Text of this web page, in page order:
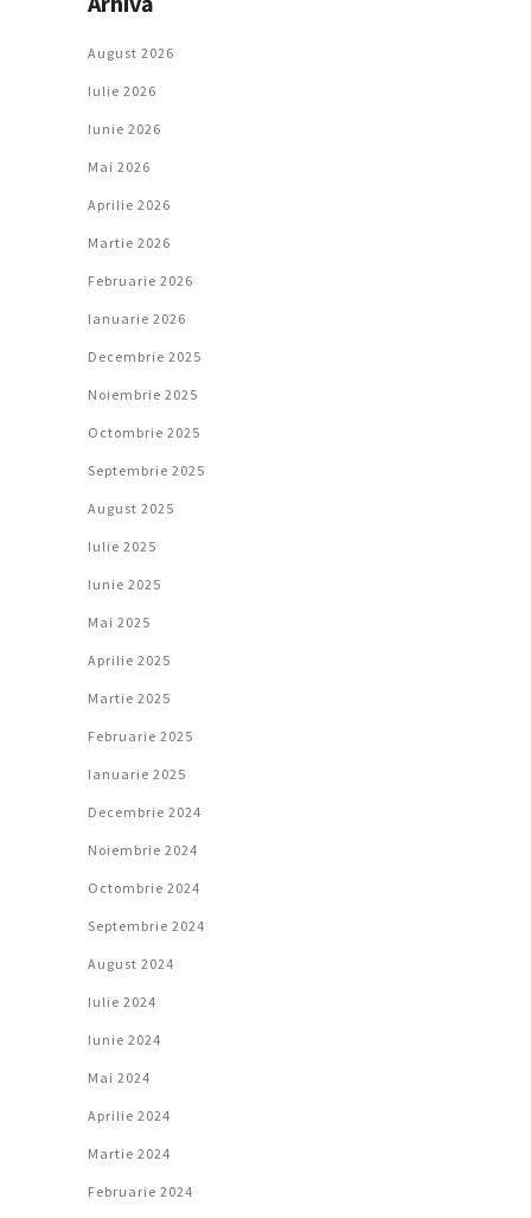
August 2026
Iulie 2026
Iunie 2026
Mai 2026
Aprilie 2026
Martie 2026
Februarie 2026
Ianuarie 2026
Decembrie 2025
Noiembrie 2025
Octombrie 2025
Septembrie 2025
August 2025
Iulie 2025
Iunie 2025
Mai 2025
Aprilie 2025
Martie 2025
Februarie 2025
Ianuarie 2025
Decembrie 2024
Noiembrie 2024
Octombrie 2024
Septembrie 2024
August 2024
Iulie 2024
Iunie 2024
Mai 2024
Aprilie 2024
Martie 2024
Februarie 2024